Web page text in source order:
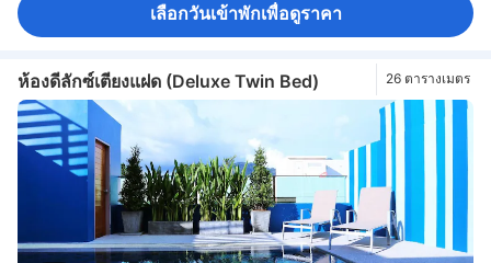
เลือกวันเข้าพักเพื่อดูราคา
ห้องดีลักซ์เตียงแฝด (Deluxe Twin Bed) 26 ตารางเมตร